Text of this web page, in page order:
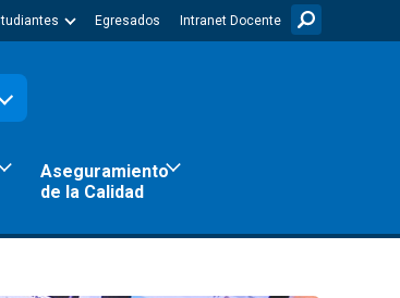
Intranet Docente
Egresados
Aseguramiento
de la Calidad